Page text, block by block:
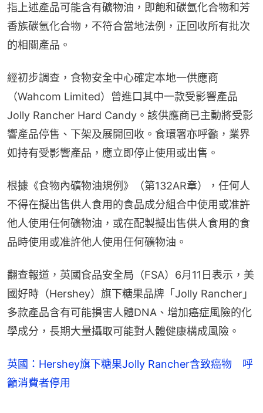
指上述產品可能含有礦物油，即飽和碳氫化合物和芳
香族碳氫化合物，不符合當地法例，正回收所有批次
的相關產品。
經初步調查，食物安全中心確定本地一供應商
（Wahcom Limited）曾進口其中一款受影響產品
Jolly Rancher Hard Candy。該供應商已主動將受影
響產品停售、下架及展開回收。食環署亦呼籲，業界
如持有受影響產品，應立即停止使用或出售。
根據《食物內礦物油規例》（第132AR章），任何人
不得在擬出售供人食用的食品成分組合中使用或准許
他人使用任何礦物油，或在配製擬出售供人食用的食
品時使用或准許他人使用任何礦物油。
翻查報道，英國食品安全局（FSA）6月11日表示，美
國好時（Hershey）旗下糖果品牌「Jolly Rancher」
多款產品含有可能損害人體DNA、增加癌症風險的化
學成分，長期大量攝取可能對人體健康構成風險。
英國：Hershey旗下糖果Jolly Rancher含致癌物 呼
籲消費者停用